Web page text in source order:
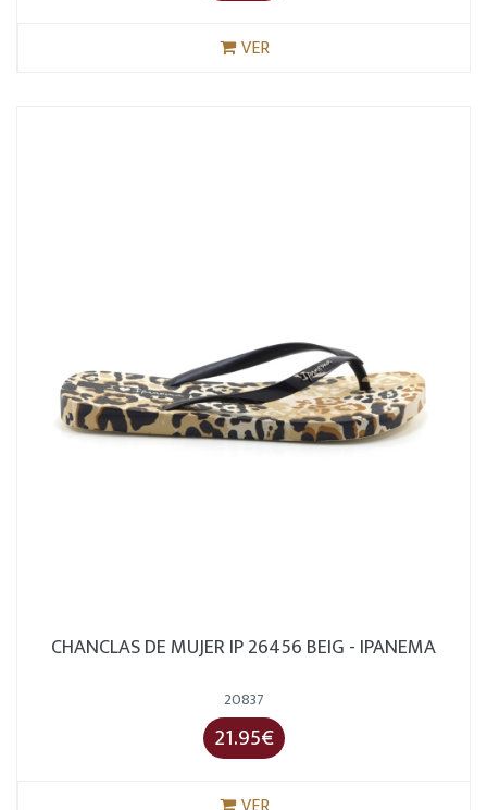
VER
CHANCLAS DE MUJER IP 26456 BEIG - IPANEMA
20837
21.95€